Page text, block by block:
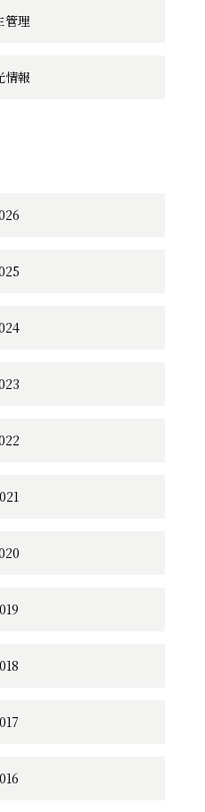
管理
情報